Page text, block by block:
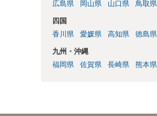
広島県
岡山県 山口県 鳥取県
四国
香川県
愛媛県 高知県 徳島県
九州・沖縄
福岡県
佐賀県 長崎県 熊本県